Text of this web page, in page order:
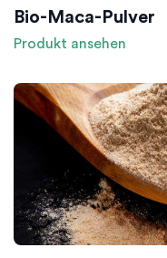
Bio-Maca-Pulver
Produkt ansehen